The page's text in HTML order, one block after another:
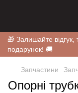
🎁 Залишайте
подарунок! 🚚
Запчастини
Опорні